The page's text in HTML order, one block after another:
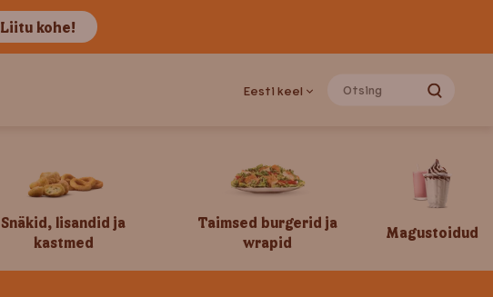
Liitu kohe!
Eesti keel
Snäkid, lisandid ja
kastmed
Taimsed burgerid ja
wrapid
Magustoidud